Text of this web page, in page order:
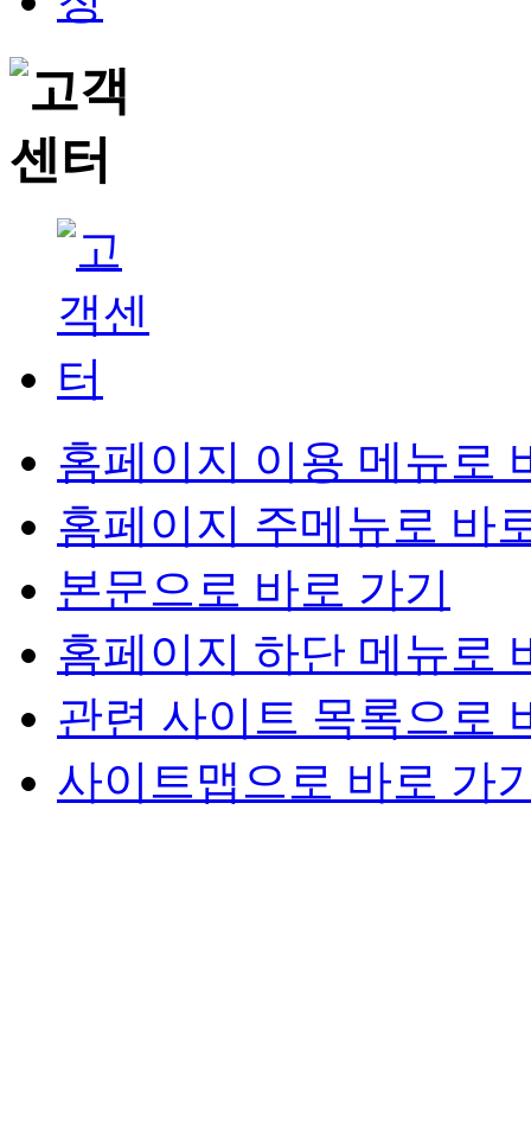
홈페이지 이용 메뉴로
홈페이지 주메뉴로 바
본문으로 바로 가기
홈페이지 하단 메뉴로
관련 사이트 목록으로
사이트맵으로 바로 가